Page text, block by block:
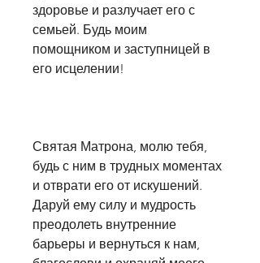
здоровье и разлучает его с
семьей. Будь моим
помощником и заступницей в
его исцелении!
Святая Матрона, молю тебя,
будь с ним в трудных моментах
и отврати его от искушений.
Даруй ему силу и мудрость
преодолеть внутренние
барьеры и вернуться к нам,